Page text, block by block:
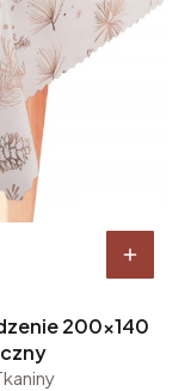
200x140